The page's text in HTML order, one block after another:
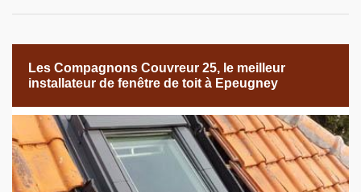
Les Compagnons Couvreur 25, le meilleur
installateur de fenêtre de toit à Epeugney